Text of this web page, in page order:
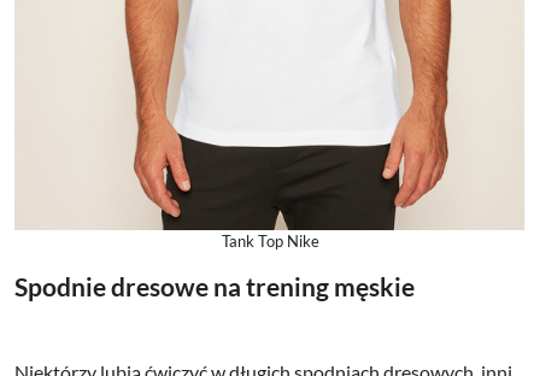
Tank Top Nike
Spodnie dresowe na trening męskie